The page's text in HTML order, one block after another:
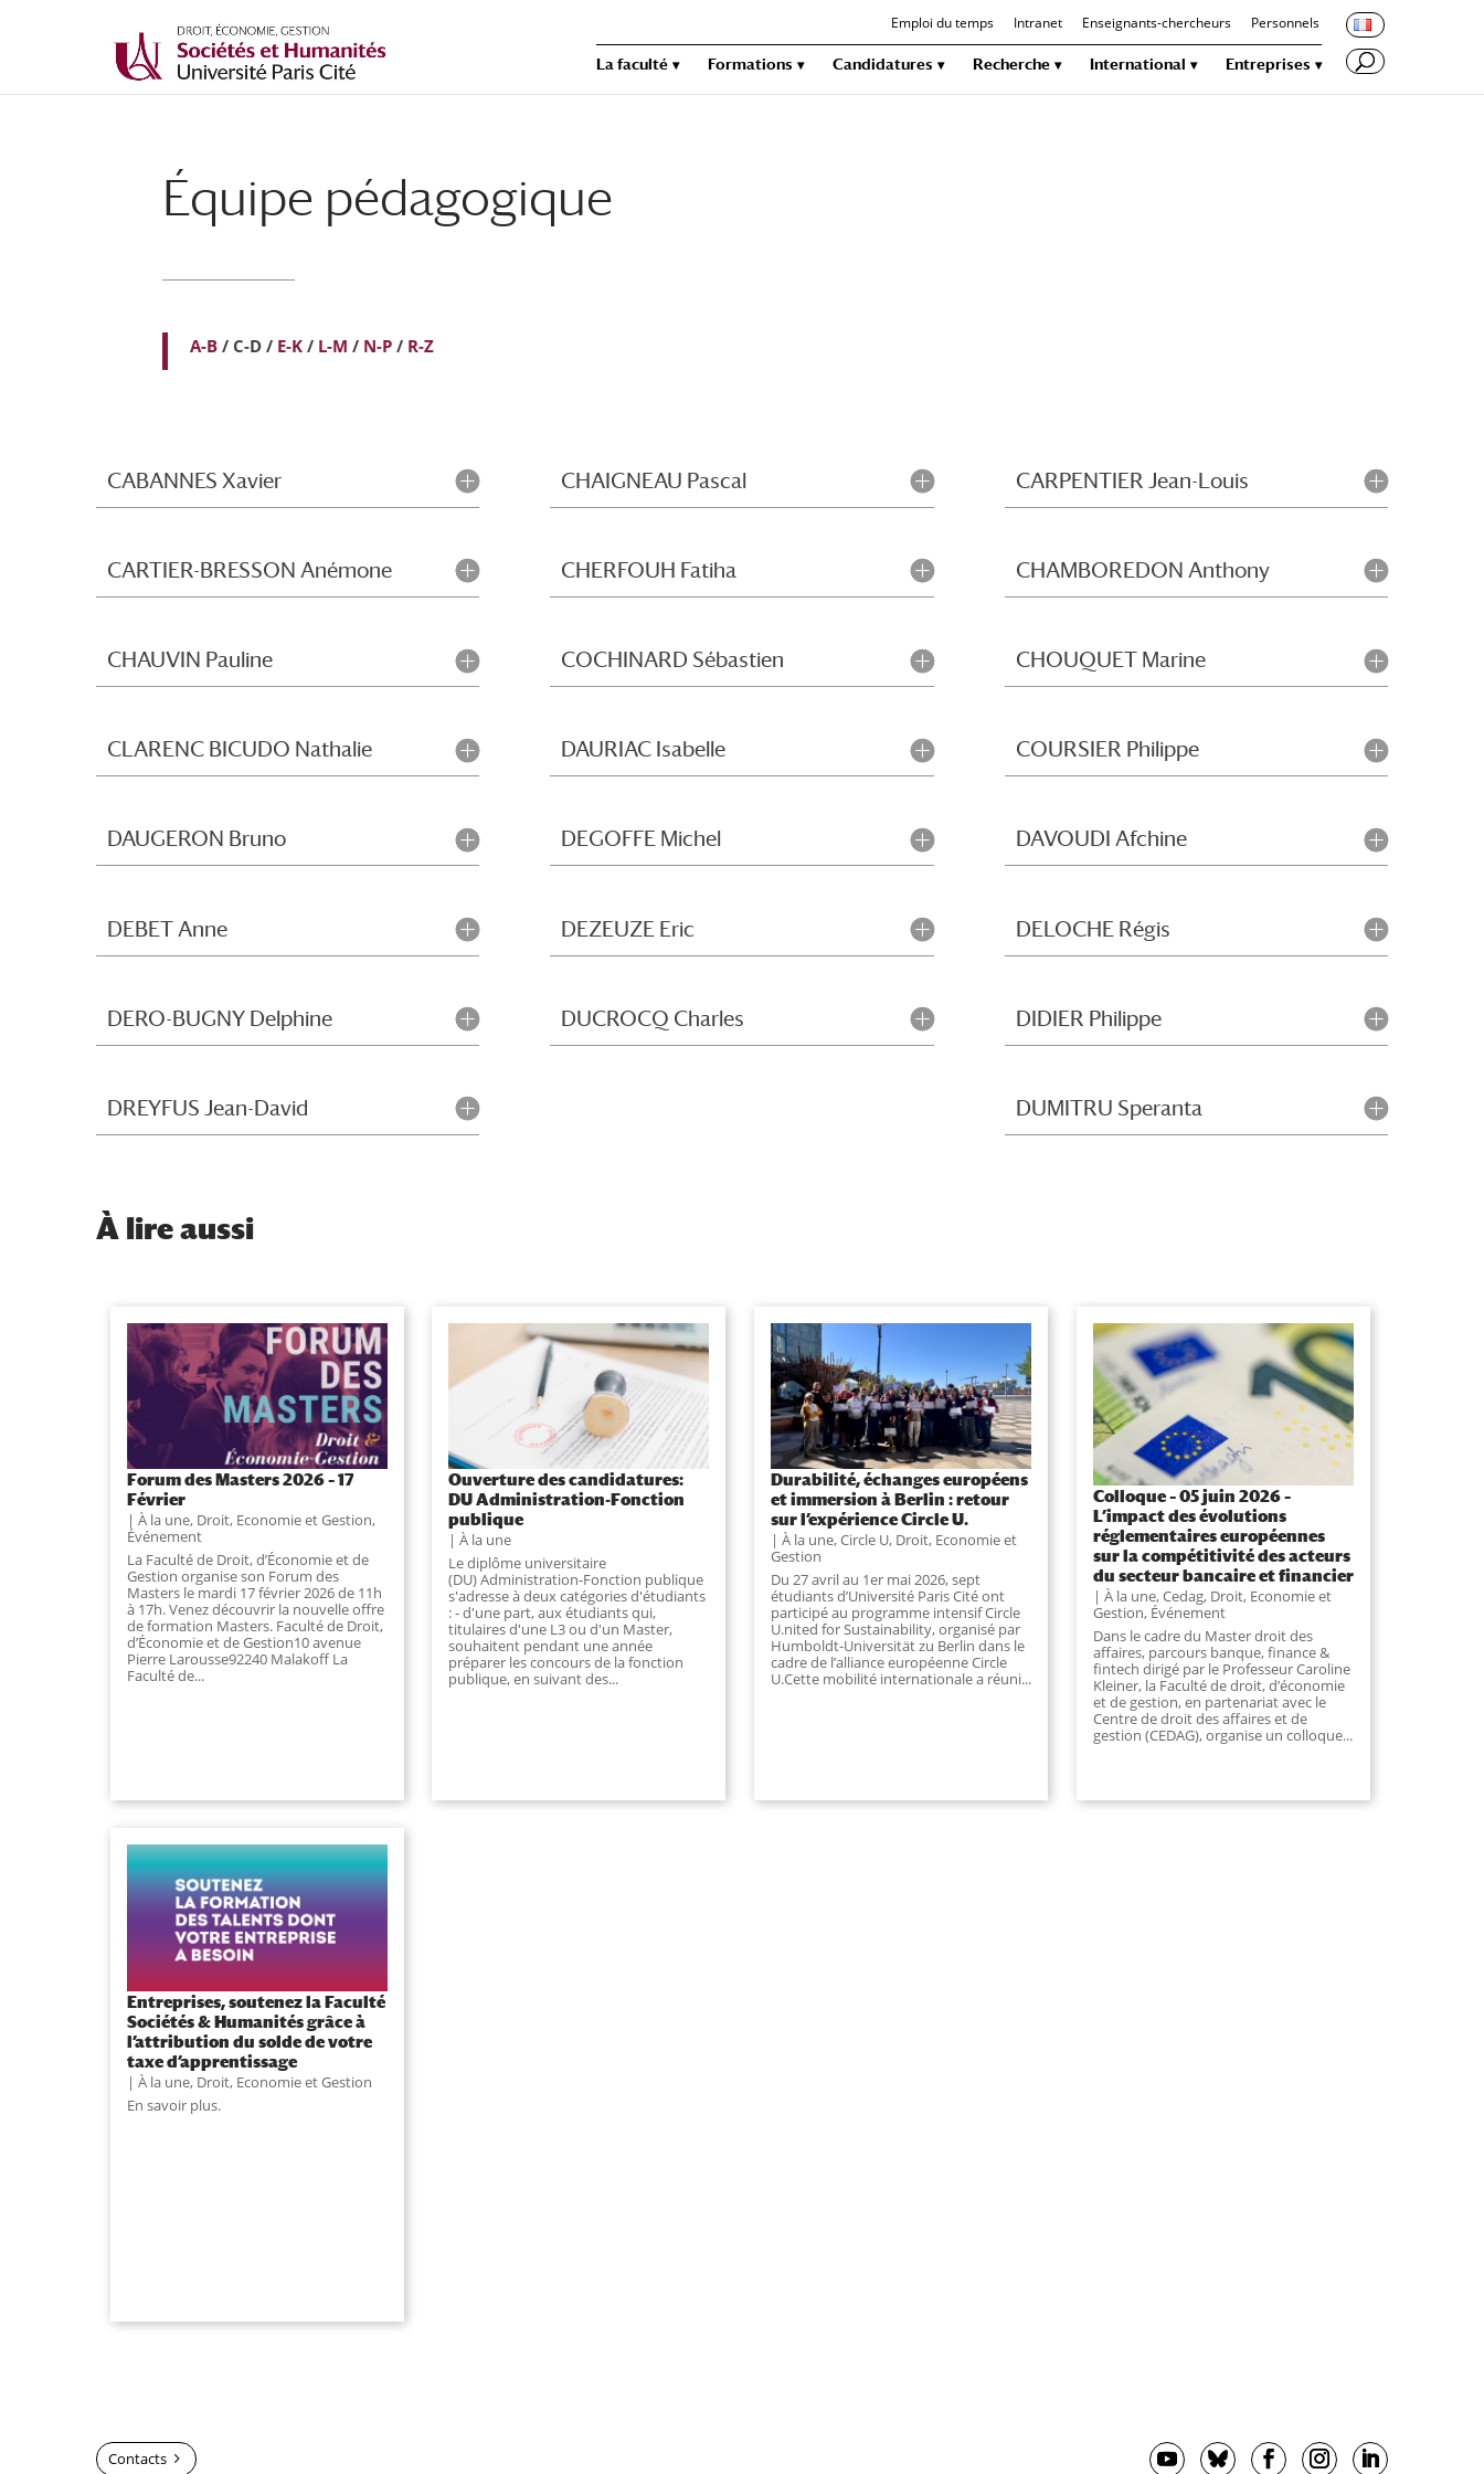
Emploi du temps Intranet Enseignants-chercheurs Personnels
La faculté Formations Candidatures Recherche International Entreprises
Équipe pédagogique
A-B / C-D / E-K / L-M / N-P / R-Z
CABANNES Xavier
CARTIER-BRESSON Anémone
CHAUVIN Pauline
CLARENC BICUDO Nathalie
DAUGERON Bruno
DEBET Anne
DERO-BUGNY Delphine
DREYFUS Jean-David
CHAIGNEAU Pascal
CHERFOUH Fatiha
COCHINARD Sébastien
DAURIAC Isabelle
DEGOFFE Michel
DEZEUZE Eric
DUCROCQ Charles
CARPENTIER Jean-Louis
CHAMBOREDON Anthony
CHOUQUET Marine
COURSIER Philippe
DAVOUDI Afchine
DELOCHE Régis
DIDIER Philippe
DUMITRU Speranta
À lire aussi
Forum des Masters 2026 – 17
Février
À la une, Droit, Economie et Gestion,
Événement
La Faculté de Droit, d’Économie et de
Gestion organise son Forum des
Masters le mardi 17 février 2026 de 11h
à 17h. Venez découvrir la nouvelle offre
de formation Masters. Faculté de Droit,
d’Économie et de Gestion10 avenue
Pierre Larousse92240 Malakoff La
Faculté de...
Ouverture des candidatures:
DU Administration-Fonction
publique
À la une
Le diplôme universitaire
(DU) Administration-Fonction publique
s'adresse à deux catégories d'étudiants
: - d'une part, aux étudiants qui,
titulaires d'une L3 ou d'un Master,
souhaitent pendant une année
préparer les concours de la fonction
publique, en suivant des...
Durabilité, échanges européens
et immersion à Berlin : retour
sur l’expérience Circle U.
À la une,Circle U, Droit, Economie et
Gestion
Du 27 avril au 1er mai 2026, sept
étudiants d’Université Paris Cité ont
participé au programme intensif Circle
U.nited for Sustainability, organisé par
Humboldt-Universität zu Berlin dans le
cadre de l’alliance européenne Circle
U.Cette mobilité internationale a réuni...
Colloque – 05 juin 2026 –
L’impact des évolutions
réglementaires européennes
sur la compétitivité des acteurs
du secteur bancaire et financier
À la une,Cedag, Droit, Economie et
Gestion, Événement
Dans le cadre du Master droit des
affaires, parcours banque, finance &
fintech dirigé par le Professeur Caroline
Kleiner, la Faculté de droit, d’économie
et de gestion, en partenariat avec le
Centre de droit des affaires et de
gestion (CEDAG), organise un colloque...
Entreprises, soutenez la Faculté
Sociétés & Humanités grâce à
l’attribution du solde de votre
taxe d’apprentissage
À la une, Droit, Economie et Gestion
En savoir plus.
Contacts